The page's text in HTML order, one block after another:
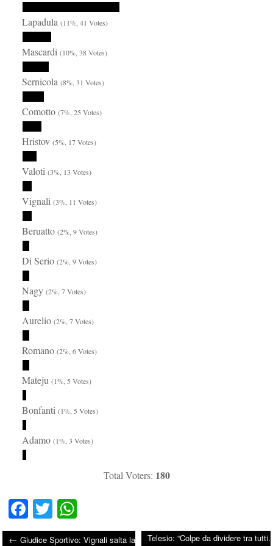
Lapadula(11%, 41 Votes)
Mascardi(10%, 38 Votes)
Sernicola(8%, 31 Votes)
Comotto(7%, 25 Votes)
Hristov(5%, 17 Votes)
Valoti(3%, 13 Votes)
Vignali(3%, 11 Votes)
Beruatto(2%, 9 Votes)
Di Serio(2%, 9 Votes)
Nagy(2%, 7 Votes)
Aurelio(2%, 7 Votes)
Romano(2%, 6 Votes)
Mateju(1%, 5 Votes)
Bonfanti(1%, 5 Votes)
Adamo(1%, 3 Votes)
Total Voters: 180
Fa
ce
T
wiha
← Giudice Sportivo: Vignali salta la
Telesio: “Colpe da dividere tra tutti.